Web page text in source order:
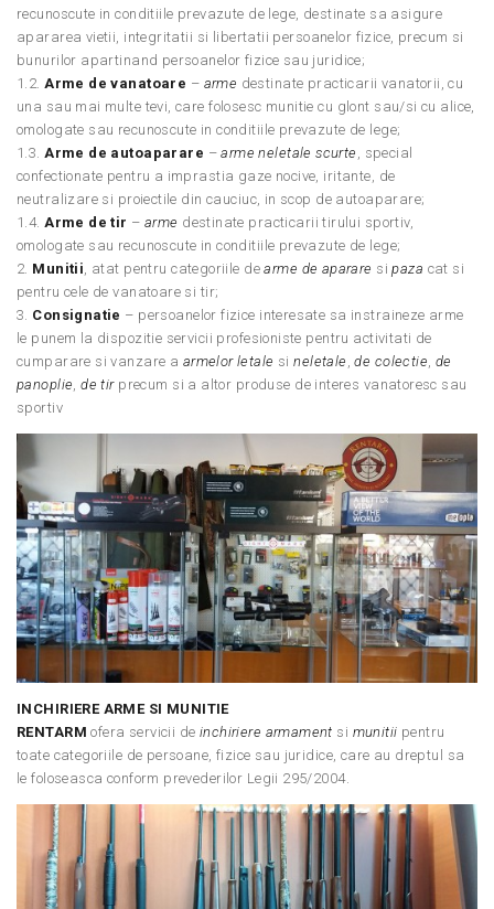
recunoscute in conditiile prevazute de lege, destinate sa asigure
apararea vietii, integritatii si libertatii persoanelor fizice, precum si
bunurilor apartinand persoanelor fizice sau juridice;
1.2. Arme de vanatoare – arme destinate practicarii vanatorii, cu
una sau mai multe tevi, care folosesc munitie cu glont sau/si cu alice,
omologate sau recunoscute in conditiile prevazute de lege;
1.3. Arme de autoaparare –arme neletale scurte
, special
confectionate pentru a imprastia gaze nocive, iritante, de
neutralizare si proiectile din cauciuc, in scop de autoaparare;
1.4. Arme de tir – arme destinate practicarii tirului sportiv,
omologate sau recunoscute in conditiile prevazute de lege;
2. Munitii , atat pentru categoriile dearme de aparare sipaza cat si
pentru cele de vanatoare si tir;
3. Consignatie – persoanelor fizice interesate sa instraineze arme
le punem la dispozitie servicii profesioniste pentru activitati de
cumparare si vanzare a armelor letale sineletale ,de colectie de
panoplie ,de tirprecum si a altor produse de interes vanatoresc sau
sportiv
INCHIRIERE ARME SI MUNITIE
RENTARM ofera servicii de inchiriere armament si munitii pentru
toate categoriile de persoane, fizice sau juridice, care au dreptul sa
le foloseasca conform prevederilor Legii 295/2004.